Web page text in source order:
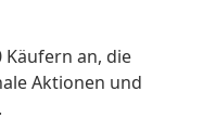
Käufern an, die
Aktionen und